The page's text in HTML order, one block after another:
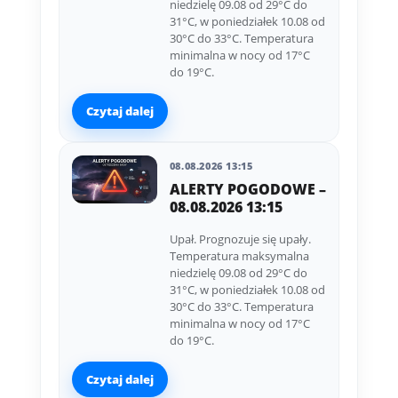
niedzielę 09.08 od 29°C do
31°C, w poniedziałek 10.08 od
30°C do 33°C. Temperatura
minimalna w nocy od 17°C
do 19°C.
Czytaj dalej
08.08.2026 13:15
ALERTY POGODOWE –
08.08.2026 13:15
Upał. Prognozuje się upały.
Temperatura maksymalna
niedzielę 09.08 od 29°C do
31°C, w poniedziałek 10.08 od
30°C do 33°C. Temperatura
minimalna w nocy od 17°C
do 19°C.
Czytaj dalej